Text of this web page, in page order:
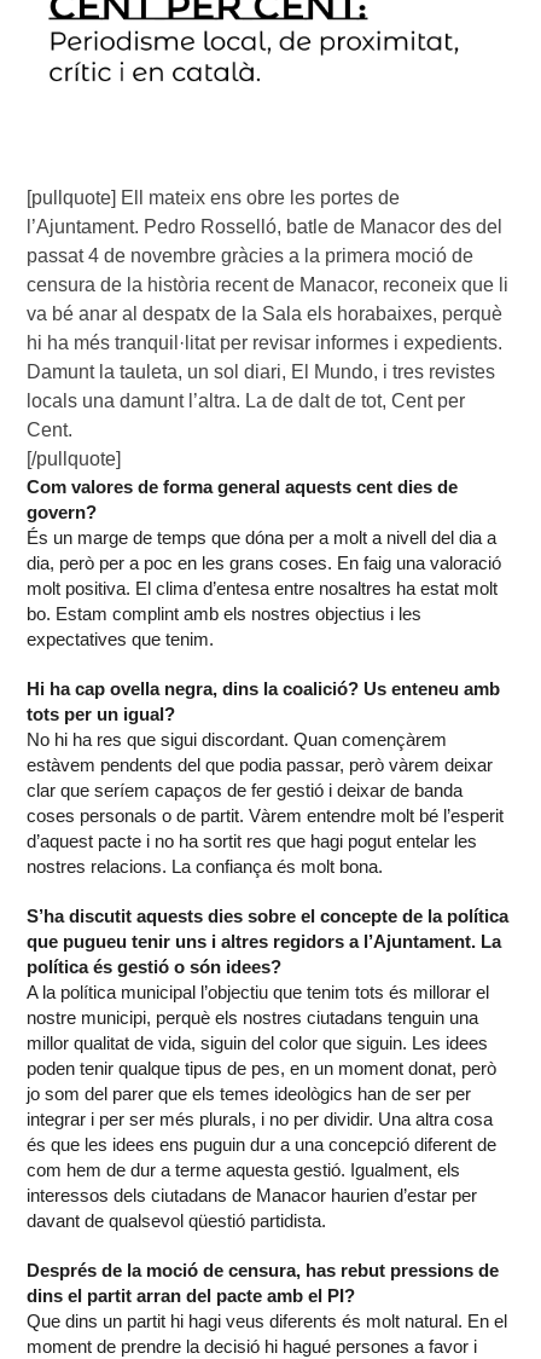
[pullquote] Ell mateix ens obre les portes de
l’Ajuntament. Pedro Rosselló, batle de Manacor des del
passat 4 de novembre gràcies a la primera moció de
censura de la història recent de Manacor, reconeix que li
va bé anar al despatx de la Sala els horabaixes, perquè
hi ha més tranquil·litat per revisar informes i expedients.
Damunt la tauleta, un sol diari, El Mundo, i tres revistes
locals una damunt l’altra. La de dalt de tot, Cent per
Cent.
[/pullquote]
Com valores de forma general aquests cent dies de
govern?
És un marge de temps que dóna per a molt a nivell del dia a
dia, però per a poc en les grans coses. En faig una valoració
molt positiva. El clima d’entesa entre nosaltres ha estat molt
bo. Estam complint amb els nostres objectius i les
expectatives que tenim.
Hi ha cap ovella negra, dins la coalició? Us enteneu amb
tots per un igual?
No hi ha res que sigui discordant. Quan començàrem
estàvem pendents del que podia passar, però vàrem deixar
clar que seríem capaços de fer gestió i deixar de banda
coses personals o de partit. Vàrem entendre molt bé l’esperit
d’aquest pacte i no ha sortit res que hagi pogut entelar les
nostres relacions. La confiança és molt bona.
S’ha discutit aquests dies sobre el concepte de la política
que pugueu tenir uns i altres regidors a l’Ajuntament. La
política és gestió o són idees?
A la política municipal l’objectiu que tenim tots és millorar el
nostre municipi, perquè els nostres ciutadans tenguin una
millor qualitat de vida, siguin del color que siguin. Les idees
poden tenir qualque tipus de pes, en un moment donat, però
jo som del parer que els temes ideològics han de ser per
integrar i per ser més plurals, i no per dividir. Una altra cosa
és que les idees ens puguin dur a una concepció diferent de
com hem de dur a terme aquesta gestió. Igualment, els
interessos dels ciutadans de Manacor haurien d’estar per
davant de qualsevol qüestió partidista.
Després de la moció de censura, has rebut pressions de
dins el partit arran del pacte amb el PI?
Que dins un partit hi hagi veus diferents és molt natural. En el
moment de prendre la decisió hi hagué persones a favor i